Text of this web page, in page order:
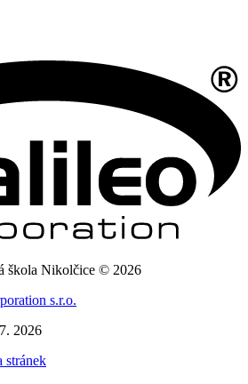
škola Nikolčice © 2026
s.r.o.
2026
stránek